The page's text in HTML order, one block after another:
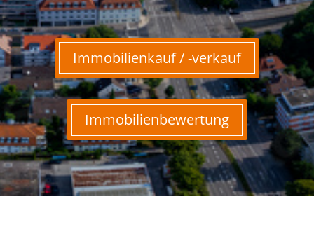
Immobilienkauf / -verkauf
Immobilienbewertung